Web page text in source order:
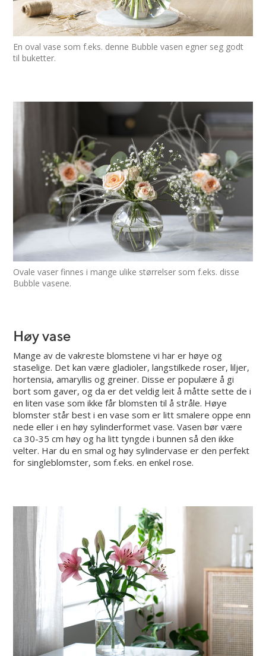
En oval vase som f.eks. denne Bubble vasen egner seg godt
til buketter.
Ovale vaser finnes i mange ulike størrelser som f.eks. disse
Bubble vasene.
Høy vase
Mange av de vakreste blomstene vi har er høye og
staselige. Det kan være gladioler, langstilkede roser, liljer,
hortensia, amaryllis og greiner. Disse er populære å gi
bort som gaver, og da er det veldig leit å måtte sette de i
en liten vase som ikke får blomsten til å stråle. Høye
blomster står best i en vase som er litt smalere oppe enn
nede eller i en høy sylinderformet vase. Vasen bør være
ca 30-35 cm høy og ha litt tyngde i bunnen så den ikke
velter. Har du en smal og høy sylindervase er den perfekt
for singleblomster, som f.eks. en enkel rose.